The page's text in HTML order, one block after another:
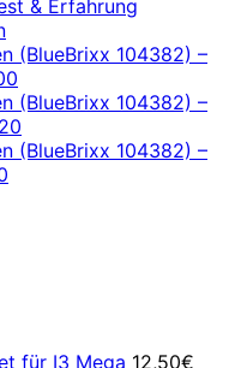
& Erfahrung
(BlueBrixx 104382) –
(BlueBrixx 104382) –
(BlueBrixx 104382) –
für I3 Mega 12,50€